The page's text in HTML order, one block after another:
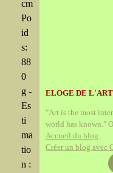
cm
Po
id
s:
88
0
g -
Es
ti
ma
tio
n :
ELOGE DE
"Art is the most
world has known."
Accueil du blog
Créer un blog avec